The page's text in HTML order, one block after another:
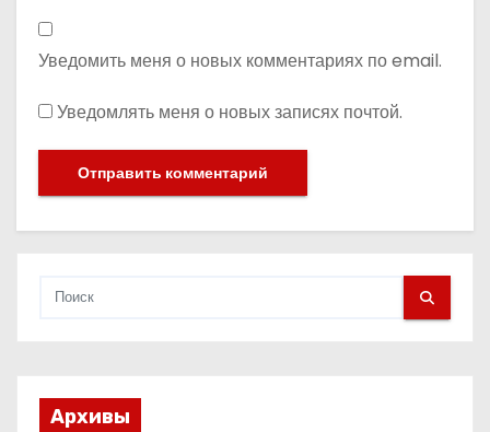
Уведомить меня о новых комментариях по email.
Уведомлять меня о новых записях почтой.
Архивы